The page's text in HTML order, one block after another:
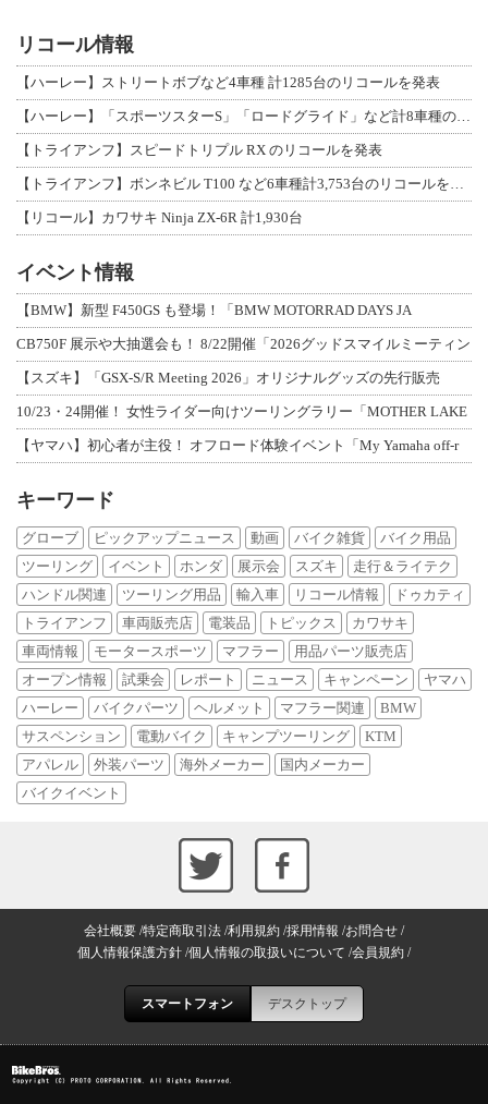
リコール情報
【ハーレー】ストリートボブなど4車種 計1285台のリコールを発表
【トライアンフ】スピードトリプル RX のリコールを発表
【リコール】カワサキ Ninja ZX-6R 計1,930台
イベント情報
【BMW】新型 F450GS も登場！「BMW MOTORRAD DAYS JA
CB750F 展示や大抽選会も！ 8/22開催「2026グッドスマイルミーティン
【スズキ】「GSX-S/R Meeting 2026」オリジナルグッズの先行販売
10/23・24開催！ 女性ライダー向けツーリングラリー「MOTHER LAKE
【ヤマハ】初心者が主役！ オフロード体験イベント「My Yamaha off-r
キーワード
グローブ ピックアップニュース 動画 バイク雑貨
バイク用品
ツーリング
イベント ホンダ 展示会 スズキ
走行＆ライテク
ハンドル関連
ツーリング用品 輸入車 リコール情報
ドゥカティ
トライアンフ
車両販売店 電装品 トピックス
カワサキ
車両情報
モータースポーツ マフラー
用品パーツ販売店
オープン情報
試乗会 レポート ニュース キャンペーン
ヤマハ
ハーレー
バイクパーツ ヘルメット マフラー関連
BMW
サスペンション
電動バイク キャンプツーリング
KTM
アパレル
外装パーツ 海外メーカー
国内メーカー
バイクイベント
会社概要 特定商取引法 利用規約 採用情報 お問合せ
個人情報保護方針 個人情報の取扱いについて 会員規約
スマートフォン デスクトップ